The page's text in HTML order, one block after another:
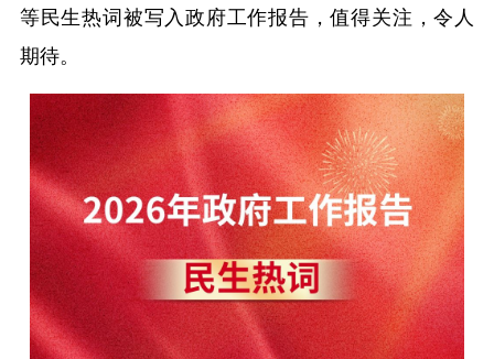
等民生热词被写入政府工作报告，值得关注，令人
期待。